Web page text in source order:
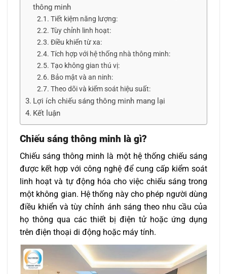
thông minh
Tiết kiệm năng lượng:
Tùy chỉnh linh hoạt:
Điều khiển từ xa:
Tích hợp với hệ thống nhà thông minh:
Tạo không gian thú vị:
Bảo mật và an ninh:
Theo dõi và kiểm soát hiệu suất:
Lợi ích chiếu sáng thông minh mang lại
Kết luận
Chiếu sáng thông minh là gì?
Chiếu sáng thông minh là một hệ thống chiếu sáng
được kết hợp với công nghệ để cung cấp kiểm soát
linh hoạt và tự động hóa cho việc chiếu sáng trong
một không gian. Hệ thống này cho phép người dùng
điều khiển và tùy chỉnh ánh sáng theo nhu cầu của
họ thông qua các thiết bị điện tử hoặc ứng dụng
trên điện thoại di động hoặc máy tính.